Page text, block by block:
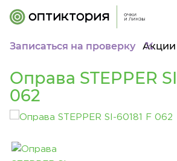
Записаться на проверку Акции
Оправа STEPPER
062